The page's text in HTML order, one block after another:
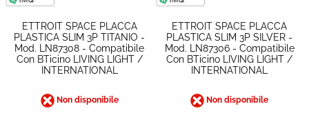
ETTROIT SPACE PLACCA
PLASTICA SLIM 3P TITANIO -
Mod. LN87308 - Compatibile
Con BTicino LIVING LIGHT /
INTERNATIONAL
Non disponibile
ETTROIT SPACE PLACCA
PLASTICA SLIM 3P SILVER -
Mod. LN87306 - Compatibile
Con BTicino LIVING LIGHT /
INTERNATIONAL
Non disponibile